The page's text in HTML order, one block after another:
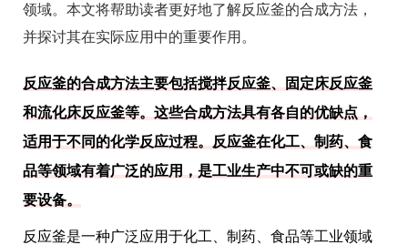
领域。本文将帮助读者更好地了解反应釜的合成方法，
并探讨其在实际应用中的重要作用。
反应釜的合成方法主要包括搅拌反应釜、固定床反应釜
和流化床反应釜等。这些合成方法具有各自的优缺点，
适用于不同的化学反应过程。反应釜在化工、制药、食
品等领域有着广泛的应用，是工业生产中不可或缺的重
要设备。
反应釜是一种广泛应用于化工、制药、食品等工业领域